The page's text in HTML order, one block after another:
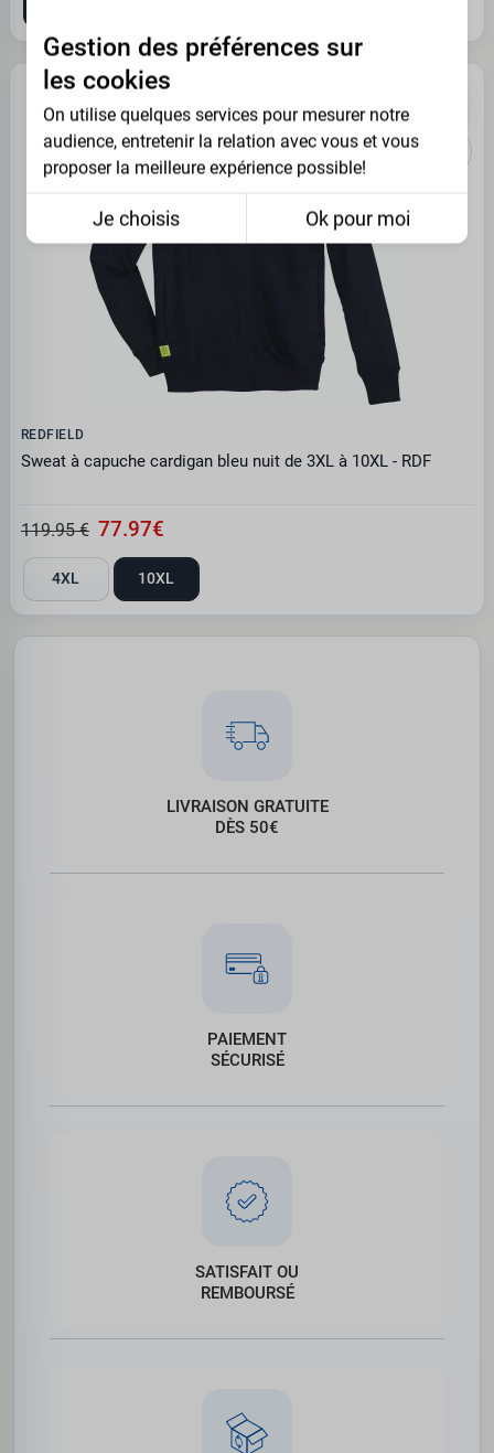
REDFIELD
Sweat à capuche cardigan bleu nuit de 3XL à 10XL - RDF
119.95 € 77.97€
4XL 10XL
LIVRAISON GRATUITE
DÈS 50€
PAIEMENT
SÉCURISÉ
SATISFAIT OU
REMBOURSÉ
Gestion des préférences sur
les cookies
On utilise quelques services pour mesurer notre
audience, entretenir la relation avec vous et vous
proposer la meilleure expérience possible!
Je choisis Ok pour moi